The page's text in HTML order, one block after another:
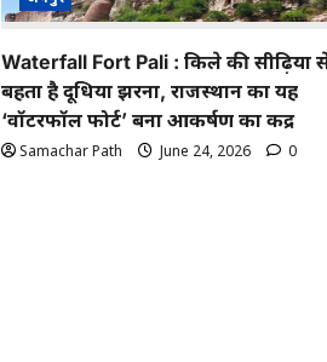
Waterfall Fort Pali : किले की सीढ़ियों
बहता है दूधिया झरना, राजस्थान का यह
‘वॉटरफॉल फोर्ट’ बना आकर्षण का केंद्र
Samachar Path June 24, 2026 0